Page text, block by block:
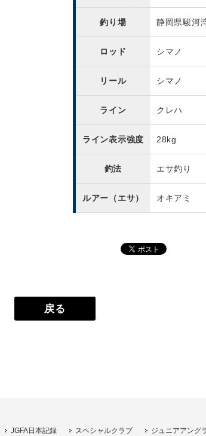
釣り場 静岡県駿河
ロッド シマノ
リール シマノ
ライン クレハ
ライン表示強度 28kg
釣法 エサ釣り
ルアー（エサ） オキアミ
戻る
JGFA日本記録 スペシャルクラブ ジュニアアング